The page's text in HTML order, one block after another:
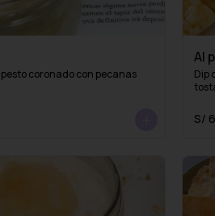
coronado con pecanas
Al
Dip
S/